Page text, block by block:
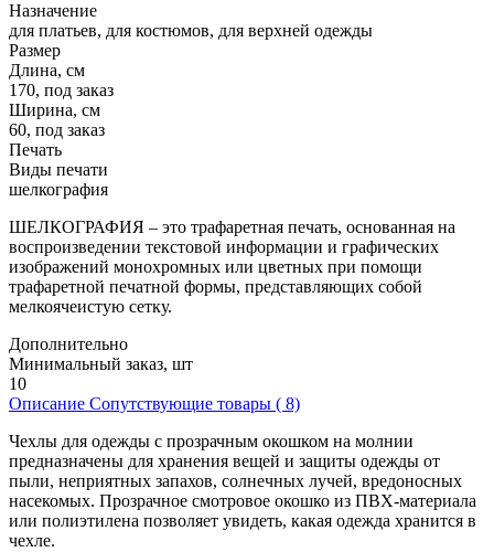
Назначение
для платьев, для костюмов, для верхней одежды
Размер
Длина, см
170, под заказ
Ширина, см
60, под заказ
Печать
Виды печати
шелкография
ШЕЛКОГРАФИЯ – это трафаретная печать, основанная на
воспроизведении текстовой информации и графических
изображений монохромных или цветных при помощи
трафаретной печатной формы, представляющих собой
мелкоячеистую сетку.
Дополнительно
Минимальный заказ, шт
10
Описание Сопутствующие товары ( 8)
Чехлы для одежды с прозрачным окошком на молнии
предназначены для хранения вещей и защиты одежды от
пыли, неприятных запахов, солнечных лучей, вредоносных
насекомых. Прозрачное смотровое окошко из ПВХ-материала
или полиэтилена позволяет увидеть, какая одежда хранится в
чехле.